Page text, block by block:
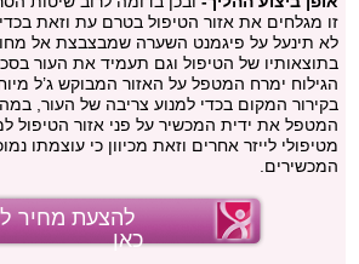
זו מגלחים את אזור הטיפול בטרם עת וזאת בכדי
לא תינעל על פיגמנט השערה שמבצבצת אל
בתוצאותיו של הטיפול וגם תעמיד את העור
הגילוח ימרח המטפל על האזור המבוקש ג’ל
בקירור המקום בכדי למנוע צריבה של העור,
המטפל את ידית המכשיר על פני אזור הטיפול
מטיפולי לייזר אחרים וזאת מכיוון כי עוצמתו
המכשירים.
להצעת מחיר
כאן